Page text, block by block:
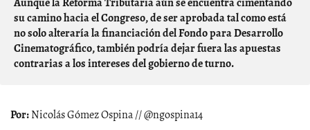
su camino hacia el Congreso, de ser aprobada tal como está
no solo alteraría la financiación del Fondo para Desarrollo
Cinematográfico, también podría dejar fuera las apuestas
contrarias a los intereses del gobierno de turno.
Nicolás Gómez Ospina // @ngospina14